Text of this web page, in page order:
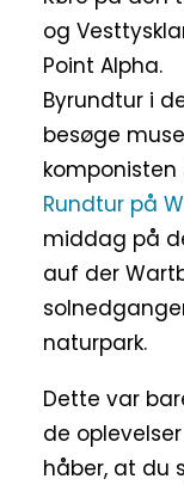
og
Point Alpha.
Byrundtur i
besøge
komponisten
Rundtur på
middag på
auf der
naturpark.
Dette var
de
håber, at du